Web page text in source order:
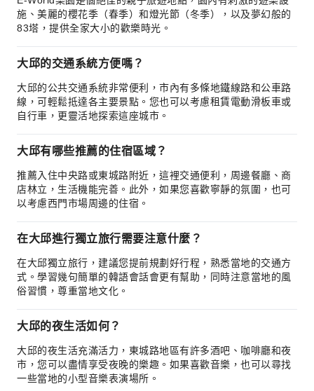
施、美麗的櫻花季（春季）和燈光節（冬季），以及夢幻般的
83塔，提供全家大小的歡樂時光。
大邱的交通系統方便嗎？
大邱的公共交通系統非常便利，市內有多條地鐵線路和公車路
線，可輕鬆抵達各主要景點。您也可以考慮租賃電動滑板車或
自行車，更靈活地探索這座城市。
大邱有哪些推薦的住宿區域？
推薦入住中央路或東城路附近，這裡交通便利，周邊餐廳、商
店林立，生活機能完善。此外，如果您喜歡寧靜的氛圍，也可
以考慮西門市場周邊的住宿。
在大邱進行獨立旅行需要注意什麼？
在大邱獨立旅行，建議您提前規劃好行程，熟悉當地的交通方
式。學習幾句簡單的韓語會話會更有幫助，同時注意當地的風
俗習慣，尊重當地文化。
大邱的夜生活如何？
大邱的夜生活充滿活力，東城路地區有許多酒吧、咖啡廳和夜
市，您可以盡情享受夜晚的樂趣。如果喜歡音樂，也可以尋找
一些當地的小型音樂表演場所。